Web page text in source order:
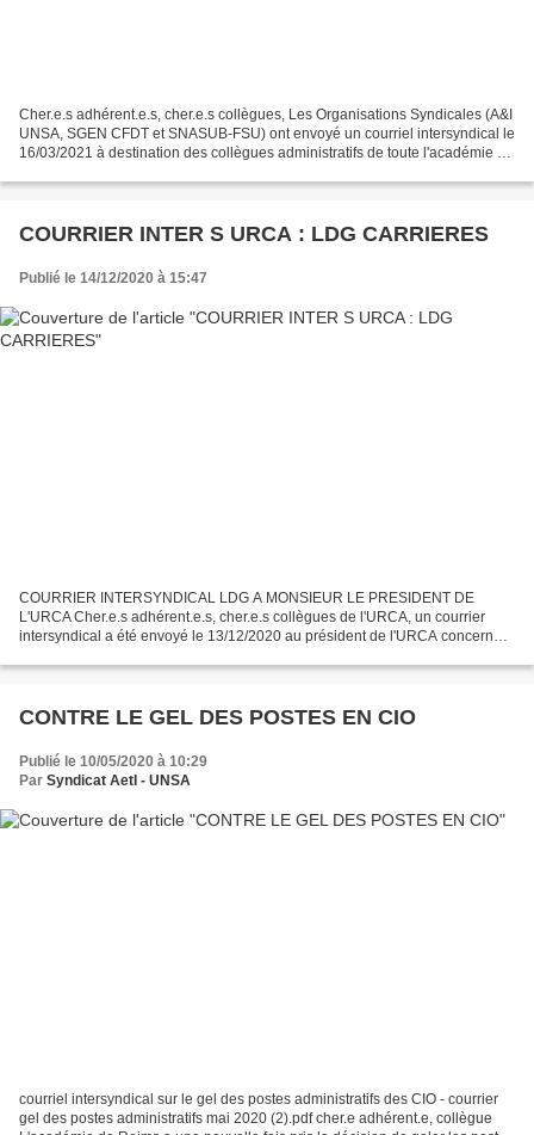
Cher.e.s adhérent.e.s, cher.e.s collègues, Les Organisations Syndicales (A&I
UNSA, SGEN CFDT et SNASUB-FSU) ont envoyé un courriel intersyndical le
16/03/2021 à destination des collègues administratifs de toute l'académie de
COURRIER INTER S URCA : LDG CARRIERES
Publié le 14/12/2020 à 15:47
COURRIER INTERSYNDICAL LDG A MONSIEUR LE PRESIDENT DE
L'URCA Cher.e.s adhérent.e.s, cher.e.s collègues de l'URCA, un courrier
intersyndical a été envoyé le 13/12/2020 au président de l'URCA concernant
CONTRE LE GEL DES POSTES EN CIO
Publié le 10/05/2020 à 10:29
Par Syndicat AetI - UNSA
courriel intersyndical sur le gel des postes administratifs des CIO - courrier
gel des postes administratifs mai 2020 (2).pdf cher.e adhérent.e, collègue